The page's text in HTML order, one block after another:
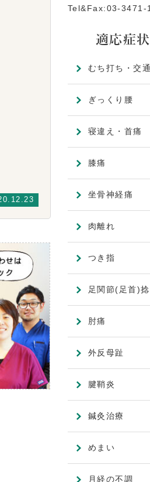
Tel&Fax:03-3471-
適応症
むち打ち・交
ぎっくり腰
寝違え・首痛
膝痛
坐骨神経痛
肉離れ
つき指
足関節(足首)
肘痛
外反母趾
腱鞘炎
鍼灸治療
めまい
月経の不調